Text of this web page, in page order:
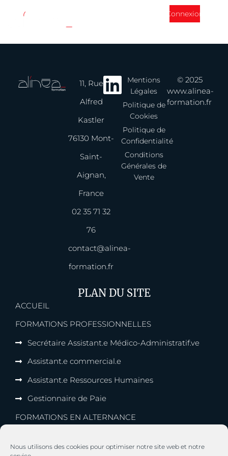
Nous utilisons des cookies pour optimiser notre site web et notre
Connexion
11, Rue
Alfred
Kastler
76130 Mont-
Saint-
Aignan,
France
02 35 71 32
76
contact@alinea-
formation.fr
Mentions
Légales
Politique de
Cookies
Politique de
Confidentialité
Conditions
Générales de
Vente
© 2025
www.alinea-
formation.fr
PLAN DU SITE
ACCUEIL
FORMATIONS PROFESSIONNELLES
Secrétaire Assistant.e Médico-Administratif.ve
Assistant.e commercial.e
Assistant.e Ressources Humaines
Gestionnaire de Paie
FORMATIONS EN ALTERNANCE
Gestionnaire de Paie